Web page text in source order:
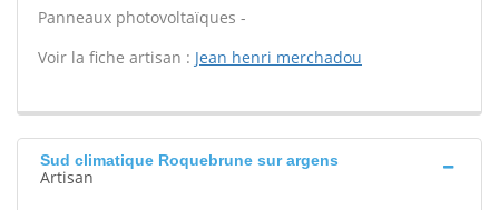
Panneaux photovoltaïques -
Voir la fiche artisan : Jean henri merchadou
Sud climatique Roquebrune sur argens
Artisan